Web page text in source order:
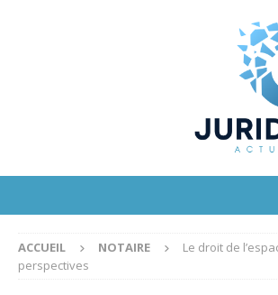
ACCUEIL NOTAIRE
Le droit de
perspectives